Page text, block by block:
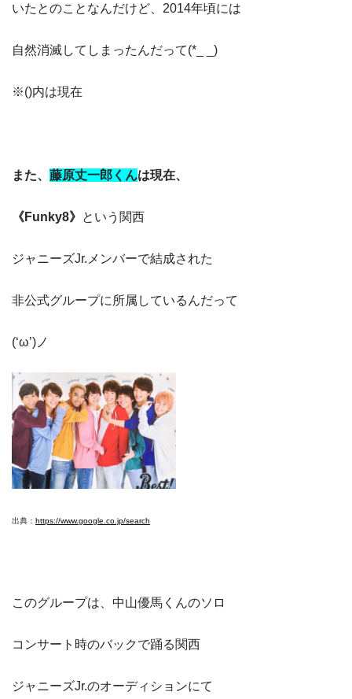
いたとのことなんだけど、2014年頃には
自然消滅してしまったんだって(*_ _)
※()内は現在
また、 藤原丈一郎くんは現在、
《Funky8》 という関西
ジャニーズJr.メンバーで結成された
非公式グループに所属しているんだって
(‘ω’)ノ
出典： https://www.google.co.jp/search
このグループは、中山優馬くんのソロ
コンサート時のバックで踊る関西
ジャニーズJr.のオーディションにて